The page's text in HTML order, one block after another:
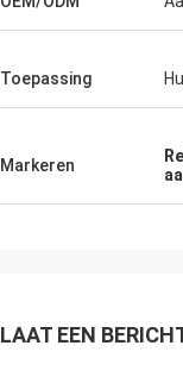
Toepassing
Markeren
LAAT EEN